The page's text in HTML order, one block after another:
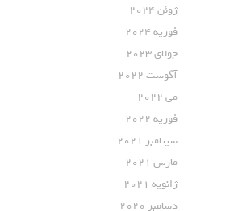
ژوئن 2024
فوریه 2024
جولای 2023
آگوست 2022
می 2022
فوریه 2022
سپتامبر 2021
مارس 2021
ژانویه 2021
دسامبر 2020